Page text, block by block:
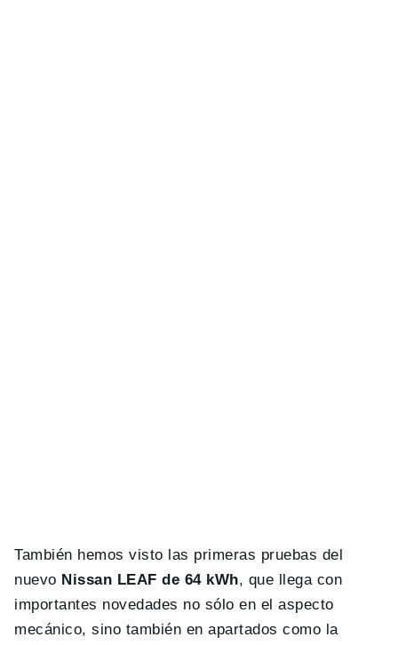
También hemos visto las primeras pruebas del
nuevo Nissan LEAF de 64 kWh, que llega con
importantes novedades no sólo en el aspecto
mecánico, sino también en apartados como la